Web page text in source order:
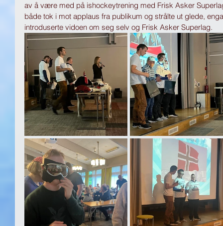
av å være med på ishockeytrening med Frisk Asker
både tok i mot applaus fra publikum og strålte ut glede,
introduserte vidoen om seg selv og Frisk Asker Superlag.